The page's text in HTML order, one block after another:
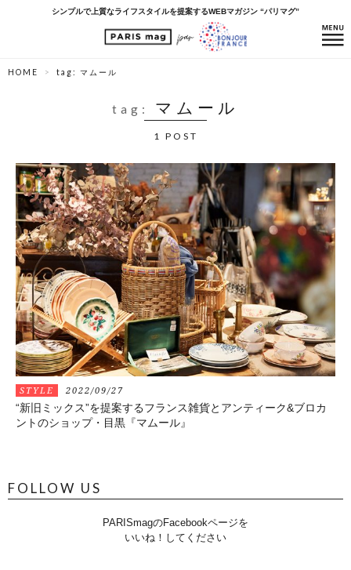
シンプルで上質なライフスタイルを提案するWEBマガジン “パリマグ”
HOME tag: マムール
tag: マムール
1 POST
STYLE 2022/09/27
“新旧ミックス”を提案するフランス雑貨とアンティーク&ブロカ
ントのショップ・目黒『マムール』
FOLLOW US
PARISmagのFacebookページを
いいね！してください